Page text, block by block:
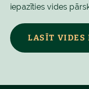
iepazīties vides
LASĪT VIDES